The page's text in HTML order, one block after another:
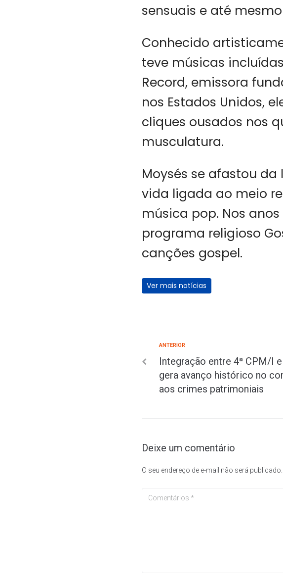
sensuais e até
Conhecido
teve músicas
Record, emissora
nos Estados Unidos,
cliques ousados nos
musculatura.
Moysés se afastou da
vida ligada ao meio
música pop. Nos
programa religioso
canções gospel.
Ver mais notícias
ANTERIOR
Integração entre 4ª CPM/I
gera avanço histórico no
aos crimes patrimoniais
Deixe um comentário
O seu endereço de e-mail não será publicado.